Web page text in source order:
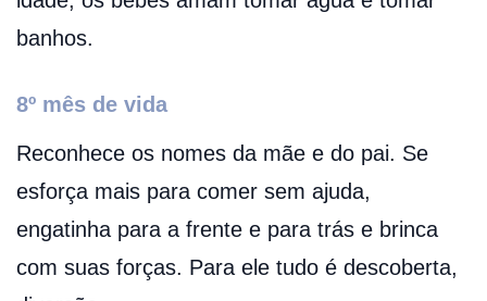
banhos.
8º mês de vida
Reconhece os nomes da mãe e do pai. Se
esforça mais para comer sem ajuda,
engatinha para a frente e para trás e brinca
com suas forças. Para ele tudo é descoberta,